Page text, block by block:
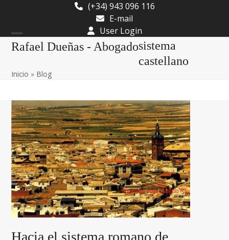
content
(+34) 943 096 116
E-mail
User Login
Rafael Dueñas - Abogado
Open
menu
Close
menu
sistema
castellano
Inicio » Blog
Hacia el sistema romano de